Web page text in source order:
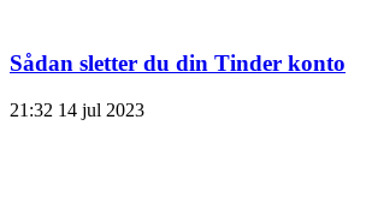
Sådan sletter du din Tinder konto
21:32 14 jul 2023